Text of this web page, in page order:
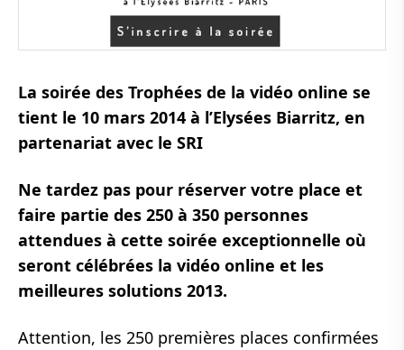
La soirée des Trophées de la vidéo online se
tient le 10 mars 2014 à l’Elysées Biarritz, en
partenariat avec le SRI
Ne tardez pas pour réserver votre place et
faire partie des 250 à 350 personnes
attendues à cette soirée exceptionnelle où
seront célébrées la vidéo online et les
meilleures solutions 2013.
Attention, les 250 premières places confirmées